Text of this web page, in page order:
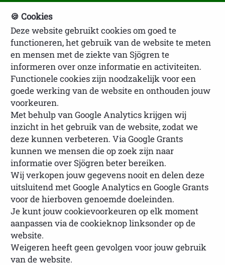
NVSP Ledenlogin
U bevindt zich hier: Homepage
Over
Sjögren
Sjögren Award
Uitreiking Sjögren
Award
Eregalerij Sjögren Award
Eregalerij Sjögren Award
NVSP Leestijd: 2 minuten
🍪 Cookies
Deze website gebruikt cookies om goed te
functioneren, het gebruik van de website te meten
en mensen met de ziekte van Sjögren te
informeren over onze informatie en activiteiten.
Functionele cookies zijn noodzakelijk voor een
goede werking van de website en onthouden jouw
voorkeuren.
Met behulp van Google Analytics krijgen wij
inzicht in het gebruik van de website, zodat we
deze kunnen verbeteren. Via Google Grants
kunnen we mensen die op zoek zijn naar
informatie over Sjögren beter bereiken.
Wij verkopen jouw gegevens nooit en delen deze
uitsluitend met Google Analytics en Google Grants
voor de hierboven genoemde doeleinden.
Je kunt jouw cookievoorkeuren op elk moment
aanpassen via de cookieknop linksonder op de
website.
Weigeren heeft geen gevolgen voor jouw gebruik
van de website.